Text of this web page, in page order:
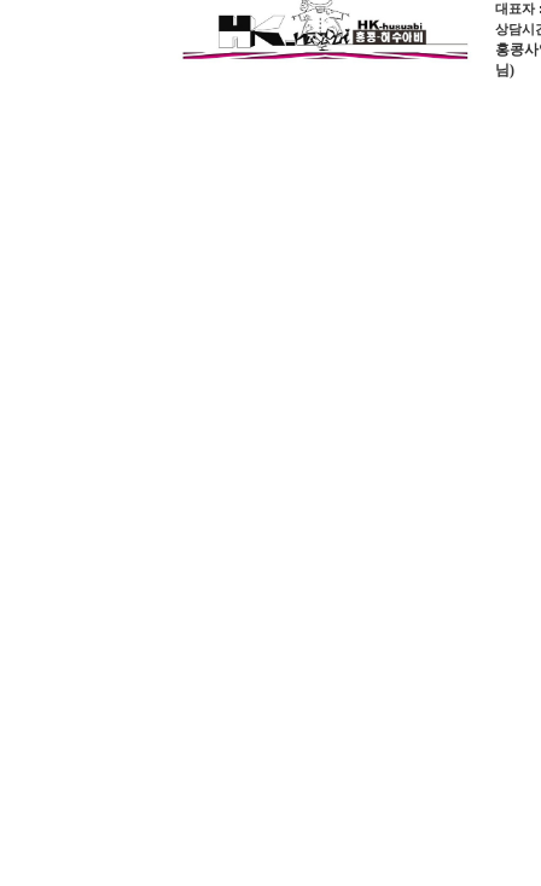
대표자
상담시
홍콩
님)